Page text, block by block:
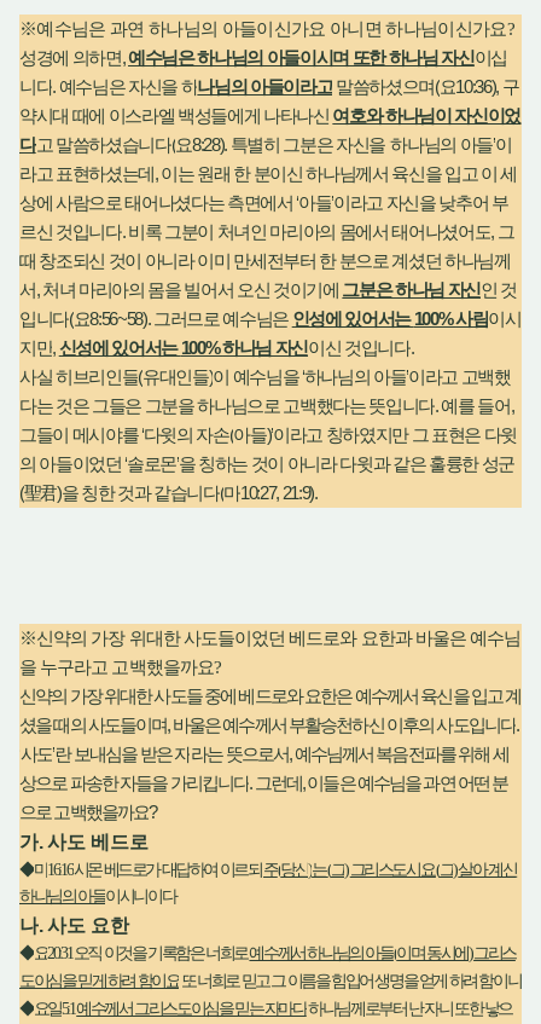
※예수님은 과연 하나님의 아들이신가요 아니면 하나님이신가요?
성경에 의하면,예수님은 하나님의 아들이시며 또한 하나님 자신 이십
니다. 예수님은 자신을 하나님의 아들이라고 말씀하셨으며(요10:36), 구
약시대 때에 이스라엘 백성들에게 나타나신 여호와 하나님이 자신이었
다고 말씀하셨습니다(요8:28). 특별히 그분은 자신을 ‘하나님의 아들’이
라고 표현하셨는데 ,이는 원래 한 분이신 하나님께서 육신을 입고 이 세
상에 사람으로 태어나셨다는 측면에서 ‘아들’이라고 자신을 낮추어 부
르신 것입니다.비록 그분이 처녀인 마리아의 몸에서 태어나셨어도, 그
때 창조되신 것이 아니라 이미 만세전부터 한 분으로 계셨던 하나님께
서,처녀 마리아의 몸을 빌어서 오신 것이기에 그분은 하나님 자신 인 것
입니다(요8:56~58). 그러므로 예수님은 인성에 있어서는100%사람이시
지만,신성에 있어서는100%하나님 자신 이신 것입니다.
사실 히브리인들(유대인들)이 예수님을‘하나님의 아들’이라고 고백했
다는 것은 그들은 그분을 하나님으로 고백했다는 뜻입니다.예를 들어,
그들이 메시야를‘다윗의 자손(아들)’이라고 칭하였지만 그 표현은 다윗
의 아들이었던 ‘솔로몬’을 칭하는 것이 아니라 다윗과 같은 훌륭한 성군
(聖君)을 칭한 것과 같습니다(마10:27, 21:9).
※신약의 가장 위대한 사도들이었던 베드로와 요한과 바울은 예수님
을 누구라고 고백했을까요?
신약의 가장 위대한 사도들 중에 베드로와 요한은 예수께서 육신을 입고 계
셨을 때의 사도들이며,바울은 예수께서 부활승천하신 이후의 사도입니다.
‘사도’란‘보내심을 받은 자라는 뜻으로서,예수님께서 복음전파를 위해 세
상으로 파송한 자들을 가리킵니다. 그런데 ,이들은 예수님을 과연 어떤 분
으로 고백했을까요?
가.사도 베드로
◆마16:16시몬 베드로가 대답하여 이르되주(당신)는(그) 그리스도시요(그)살아 계신
하나님의 아들이시니이다
나.사도 요한
◆요20:31 오직 이것을 기록함은 너희로예수께서 하나님의 아들(이며 동시에)그리스
도이심을 믿게 하려 함이요 또 너희로 믿고 그 이름을 힘입어 생명을 얻게 하려 함이니
◆요일5:1예수께서 그리스도이심을 믿는 자마다하나님께로부터 난 자니 또한 낳으